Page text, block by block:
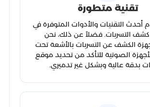
تقنية متطورة
أحدث التقنيات والأدوات المتوفرة في
التسربات. فضلاً عن ذلك، نحن
الكشف عن التسربات بالأشعة تحت
الصوتية للتأكد من تحديد موقع
بدقة عالية وبشكل غير تدميري.